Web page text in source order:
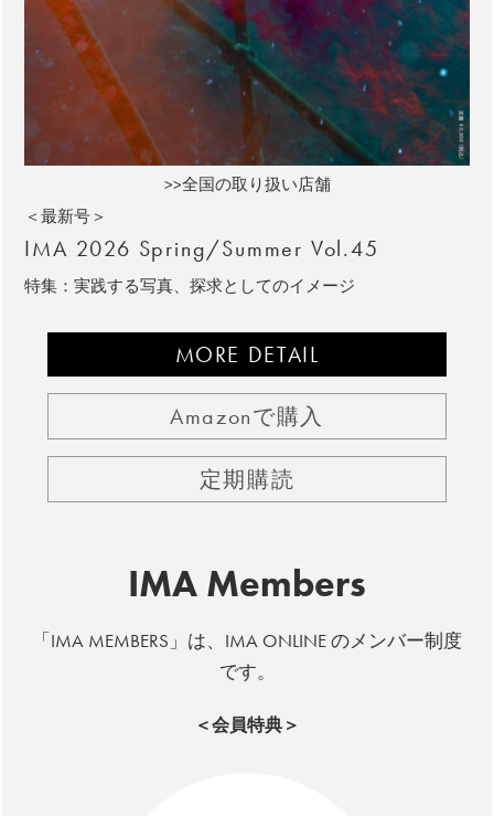
>>全国の取り扱い店舗
＜最新号＞
IMA 2026 Spring/Summer Vol.45
特集：実践する写真、探求としてのイメージ
MORE DETAIL
Amazonで購入
定期購読
IMA Members
「IMA MEMBERS」は、IMA ONLINE のメンバー制度
です。
＜会員特典＞